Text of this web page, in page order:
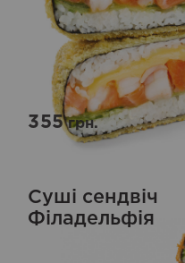
355грн.
Суші сендвіч
Філадельфія